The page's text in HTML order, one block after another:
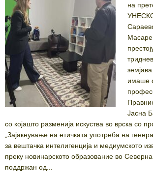
на
имаше
Јасна
со којашто разменија искуства во врска со
„Зајакнување на етичката употреба на
за вештачка интелигенција и медиумското
преку новинарското образование во Северна
поддржан од...